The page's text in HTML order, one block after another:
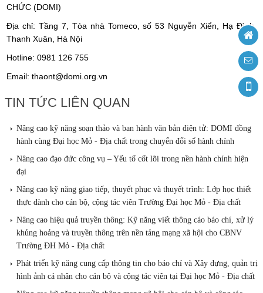
CHỨC (DOMI)
Địa chỉ: Tầng 7, Tòa nhà Tomeco, số 53 Nguyễn Xiển, Hạ Đình,
Thanh Xuân, Hà Nội
Hotline: 0981 126 755
Email: thaont@domi.org.vn
TIN TỨC LIÊN QUAN
Nâng cao kỹ năng soạn thảo và ban hành văn bản điện tử: DOMI đồng
hành cùng Đại học Mỏ - Địa chất trong chuyển đổi số hành chính
Nâng cao đạo đức công vụ – Yếu tố cốt lõi trong nền hành chính hiện
đại
Nâng cao kỹ năng giao tiếp, thuyết phục và thuyết trình: Lớp học thiết
thực dành cho cán bộ, cộng tác viên Trường Đại học Mỏ - Địa chất
Nâng cao hiệu quả truyền thông: Kỹ năng viết thông cáo báo chí, xử lý
khủng hoảng và truyền thông trên nền tảng mạng xã hội cho CBNV
Trường ĐH Mỏ - Địa chất
Phát triển kỹ năng cung cấp thông tin cho báo chí và Xây dựng, quản trị
hình ảnh cá nhân cho cán bộ và cộng tác viên tại Đại học Mỏ - Địa chất